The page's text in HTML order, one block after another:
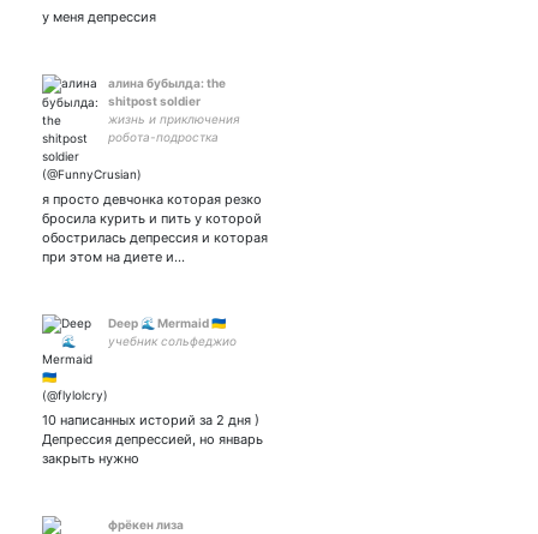
the nothing noths
у меня депрессия
алина бубылда: the
shitpost soldier
жизнь и приключения
робота-подростка
я просто девчонка которая резко
бросила курить и пить у которой
обострилась депрессия и которая
при этом на диете и…
Deep 🌊 Mermaid 🇺🇦
учебник сольфеджио
10 написанных историй за 2 дня )
Депрессия депрессией, но январь
закрыть нужно
фрёкен лиза